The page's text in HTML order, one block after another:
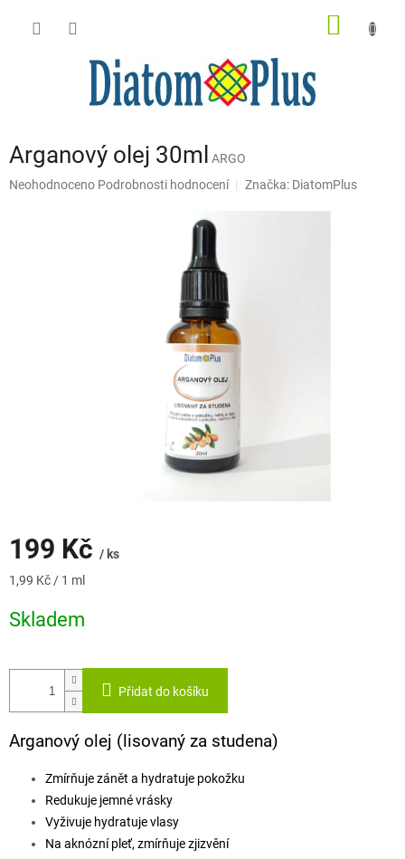
Arganový olej 30ml
ARGO
Průměrné
Neohodnoceno Podrobnosti hodnocení Značka: DiatomPlus
199 Kč / ks
Měrná
1,99 Kč / 1 ml
Skladem
Přidat do košíku
Arganový olej (lisovaný za studena)
Zmírňuje zánět a hydratuje pokožku
Redukuje jemné vrásky
Vyživuje hydratuje vlasy
Na aknózní pleť, zmírňuje zjizvění